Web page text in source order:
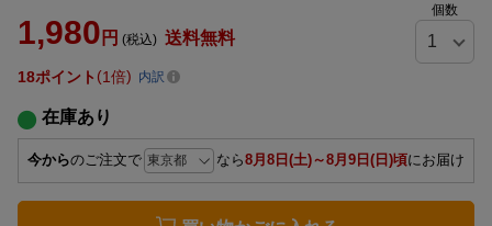
1,980 円 (税込) 送料無料
個数
18ポイント 1倍 内訳
在庫あり
今からのご注文で なら8月8日(土)～8月9日(日)頃にお届け